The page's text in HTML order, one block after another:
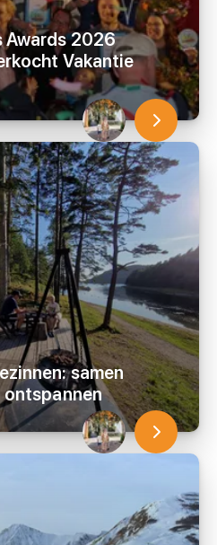
Awards 2026
Vakantie
samen
ontspannen